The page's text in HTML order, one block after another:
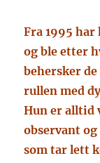
Fra 1995
og ble etter
behersker
rullen med
Hun er alltid
observant
som tar lett